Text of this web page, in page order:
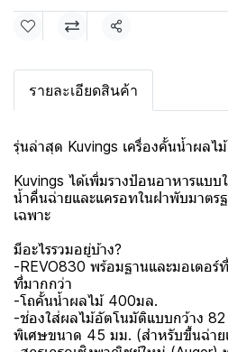
แชร์
รายละเอียดสินค้า
รุ่นล่าสุด Kuvings เครื่องคั้นน้ำผลไ
Kuvings ได้เพิ่มรางป้อนอาหารแบ
น้ำคื่นฉ่ายและแครอทในฝาพับมาตร
เฉพาะ
มีอะไรรวมอยู่บ้าง?
-REVO830 พร้อมฐานและมอเตอ
ที่มากกว่า
-โถคั้นน้ำผลไม้ 400มล.
-ช่องใส่ผลไม้อัตโนมัติแบบกว้าง
พิเศษขนาด 45 มม. (สำหรับขึ้นฉ่าย